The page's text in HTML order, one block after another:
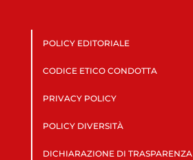
POLICY EDITORIALE
CODICE ETICO CONDOTTA
PRIVACY POLICY
POLICY DIVERSITÀ
DICHIARAZIONE DI TRASPARENZA